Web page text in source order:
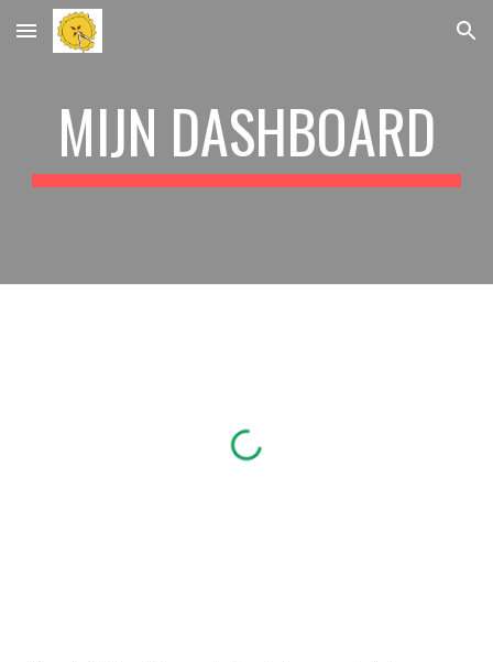
Skip to main content Skip to navigation
MIJN DASHBOARD